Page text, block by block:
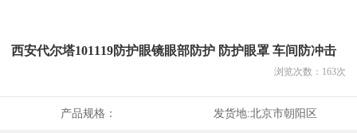
西安代尔塔101119防护眼镜眼部防护 防护眼罩 车间防冲击
浏览次数： 163次
产品规格： 发货地:北京市朝阳区